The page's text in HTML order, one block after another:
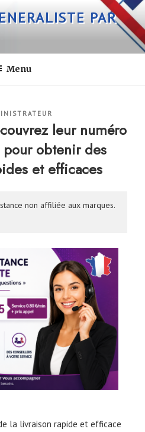
PAR
Menu
leur numéro
obtenir des
et efficaces
non affiliée aux marques.
la livraison rapide et efficace